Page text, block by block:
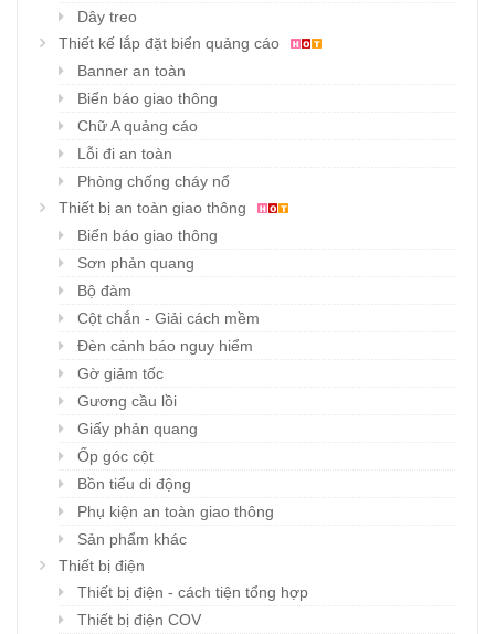
Dây treo
Thiết kế lắp đặt biển quảng cáo
Banner an toàn
Biển báo giao thông
Chữ A quảng cáo
Lỗi đi an toàn
Phòng chống cháy nổ
Thiết bị an toàn giao thông
Biển báo giao thông
Sơn phản quang
Bộ đàm
Cột chắn - Giải cách mềm
Đèn cảnh báo nguy hiểm
Gờ giảm tốc
Gương cầu lồi
Giấy phản quang
Ốp góc cột
Bồn tiểu di động
Phụ kiện an toàn giao thông
Sản phẩm khác
Thiết bị điện
Thiết bị điện - cách tiện tổng hợp
Thiết bị điện COV